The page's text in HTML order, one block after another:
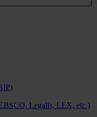
Legalis, LEX, etc.)